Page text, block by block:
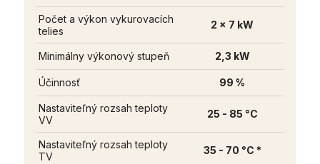
Počet a výkon vykurovacích
telies
2 x 7 kW
Minimálny výkonový stupeň 2,3 kW
Účinnosť 99 %
Nastaviteľný rozsah teploty
VV
25 - 85 °C
Nastaviteľný rozsah teploty
TV
35 - 70 °C *